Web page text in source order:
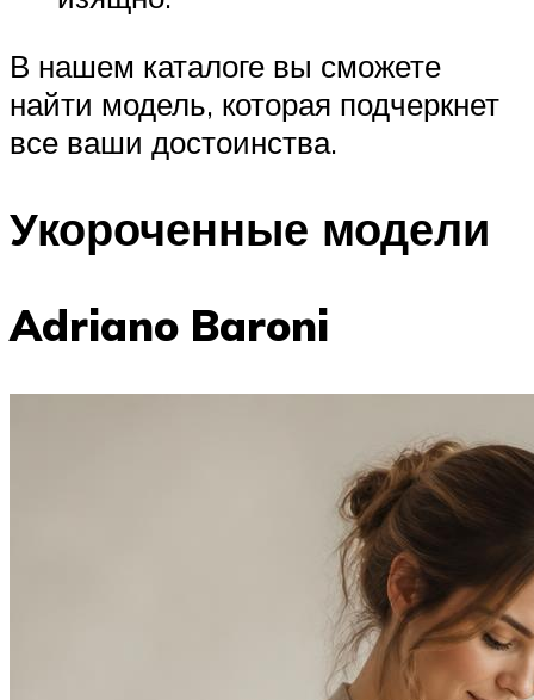
В нашем каталоге вы сможете
найти модель, которая подчеркнет
все ваши достоинства.
Укороченные модели
Adriano Baroni